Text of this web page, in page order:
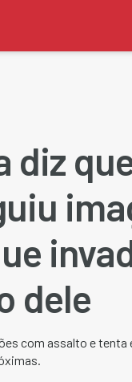
diz
dele
com assalto e tenta